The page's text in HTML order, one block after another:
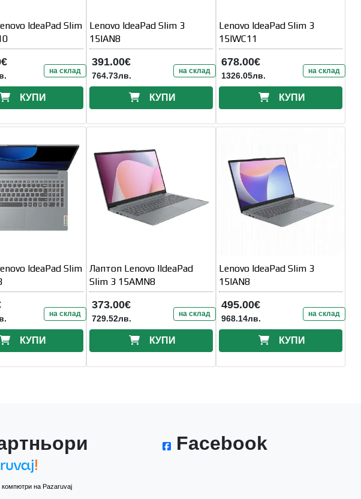
IdeaPad Slim
на склад
КУПИ
Lenovo IdeaPad Slim 3
15IAN8
391.00€
764.73лв. на склад
КУПИ
Lenovo IdeaPad Slim 3
15IWC11
678.00€
1326.05лв. на склад
КУПИ
IdeaPad Slim
на склад
КУПИ
Лаптоп Lenovo IIdeaPad
Slim 3 15AMN8
373.00€
729.52лв. на склад
КУПИ
Lenovo IdeaPad Slim 3
15IAN8
495.00€
968.14лв. на склад
КУПИ
на Pazaruvaj
Facebook